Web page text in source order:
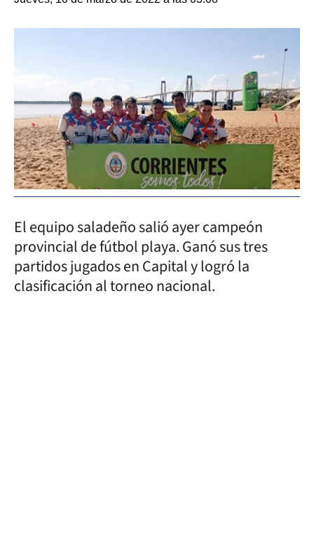
El equipo saladeño salió ayer campeón
provincial de fútbol playa. Ganó sus tres
partidos jugados en Capital y logró la
clasificación al torneo nacional.